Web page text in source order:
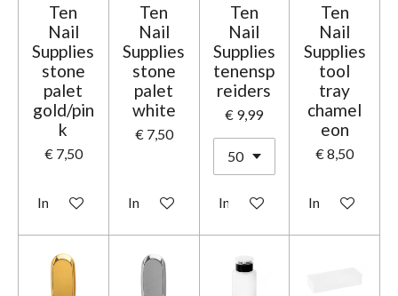
Ten
Nail
Supplies
stone
palet
gold/pin
k
€ 7,50
In winkelwagen
Ten
Nail
Supplies
stone
palet
white
€ 7,50
In winkelwagen
Ten
Nail
Supplies
tenensp
reiders
€ 9,99
In winkelwagen
Ten
Nail
Supplies
tool
tray
chamel
eon
€ 8,50
In